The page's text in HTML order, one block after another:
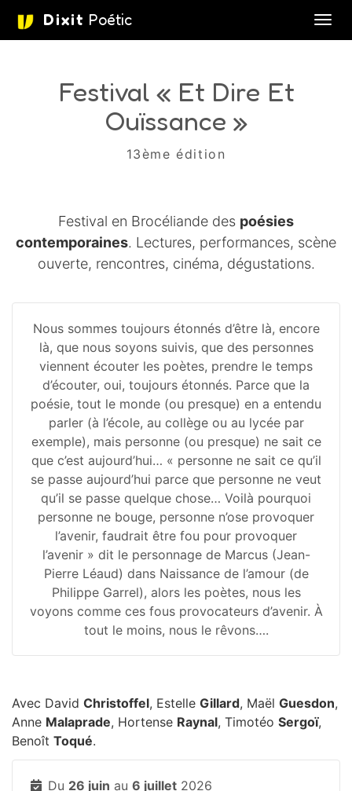
Dixit Poétic
Festival « Et Dire Et
Ouïssance »
13ème édition
Festival en Brocéliande des poésies
contemporaines. Lectures, performances, scène
ouverte, rencontres, cinéma, dégustations.
Nous sommes toujours étonnés d’être là, encore
là, que nous soyons suivis, que des personnes
viennent écouter les poètes, prendre le temps
d’écouter, oui, toujours étonnés. Parce que la
poésie, tout le monde (ou presque) en a entendu
parler (à l’école, au collège ou au lycée par
exemple), mais personne (ou presque) ne sait ce
que c’est aujourd’hui… « personne ne sait ce qu’il
se passe aujourd’hui parce que personne ne veut
qu’il se passe quelque chose… Voilà pourquoi
personne ne bouge, personne n’ose provoquer
l’avenir, faudrait être fou pour provoquer
l’avenir » dit le personnage de Marcus (Jean-
Pierre Léaud) dans Naissance de l’amour (de
Philippe Garrel), alors les poètes, nous les
voyons comme ces fous provocateurs d’avenir. À
tout le moins, nous le rêvons….
Avec David Christoffel, Estelle Gillard, Maël Guesdon,
Anne Malaprade, Hortense Raynal, Timotéo Sergoï,
Benoît Toqué.
Du 26 juin au 6 juillet 2026